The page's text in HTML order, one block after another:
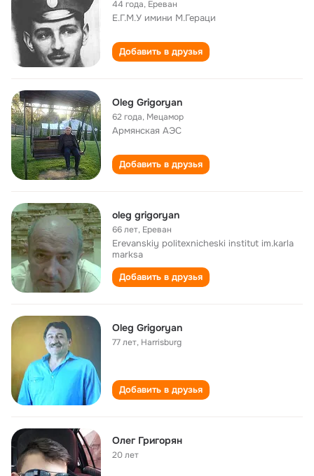
44 года, Ереван
Е.Г.М.У имини М.Гераци
Добавить в друзья
Oleg Grigoryan
62 года, Мецамор
Армянская АЭС
Добавить в друзья
oleg grigoryan
66 лет, Ереван
Erevanskiy politexnicheski institut im.karla
marksa
Добавить в друзья
Oleg Grigoryan
77 лет, Harrisburg
Добавить в друзья
Олег Григорян
20 лет